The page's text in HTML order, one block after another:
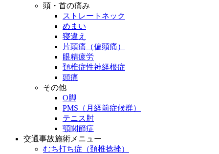
頭・首の痛み
ストレートネック
めまい
寝違え
片頭痛（偏頭痛）
眼精疲労
頚椎症性神経根症
頭痛
その他
O脚
PMS（月経前症候群）
テニス肘
顎関節症
交通事故施術メニュー
むち打ち症（頚椎捻挫）